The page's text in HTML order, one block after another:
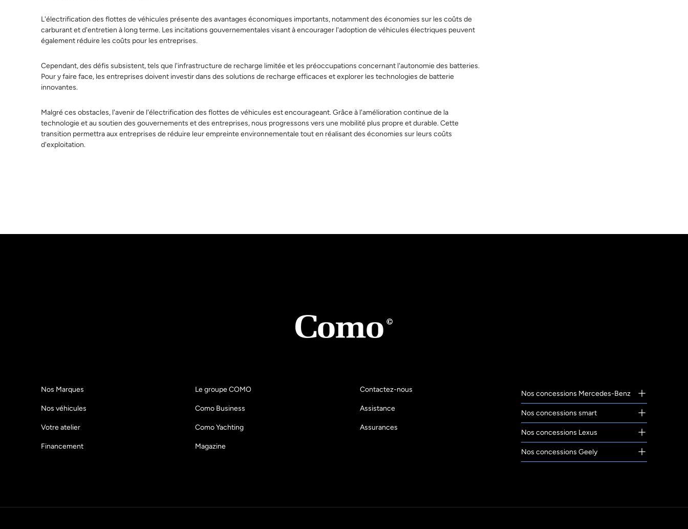
L'électrification des flottes de véhicules présente des avantages économiques importants, notamment des économies sur les coûts de
carburant et d'entretien à long terme. Les incitations gouvernementales visant à encourager l'adoption de véhicules électriques peuvent
également réduire les coûts pour les entreprises.
Cependant, des défis subsistent, tels que l'infrastructure de recharge limitée et les préoccupations concernant l'autonomie des batteries.
Pour y faire face, les entreprises doivent investir dans des solutions de recharge efficaces et explorer les technologies de batterie
innovantes.
Malgré ces obstacles, l'avenir de l'électrification des flottes de véhicules est encourageant. Grâce à l'amélioration continue de la
technologie et au soutien des gouvernements et des entreprises, nous progressons vers une mobilité plus propre et durable. Cette
transition permettra aux entreprises de réduire leur empreinte environnementale tout en réalisant des économies sur leurs coûts
d'exploitation.
Nos Marques
Nos véhicules
Votre atelier
Financement
Le groupe COMO
Como Business
Como Yachting
Magazine
Contactez-nous
Assistance
Assurances
Nos concessions Mercedes-Benz
Nos concessions smart
Nos concessions Lexus
Nos concessions Geely